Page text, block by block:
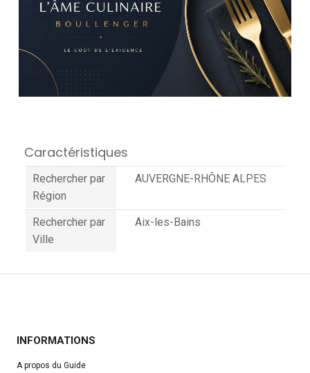
Caractéristiques
Rechercher par
Région
AUVERGNE-RHÔNE ALPES
Rechercher par
Ville
Aix-les-Bains
INFORMATIONS
A propos du Guide